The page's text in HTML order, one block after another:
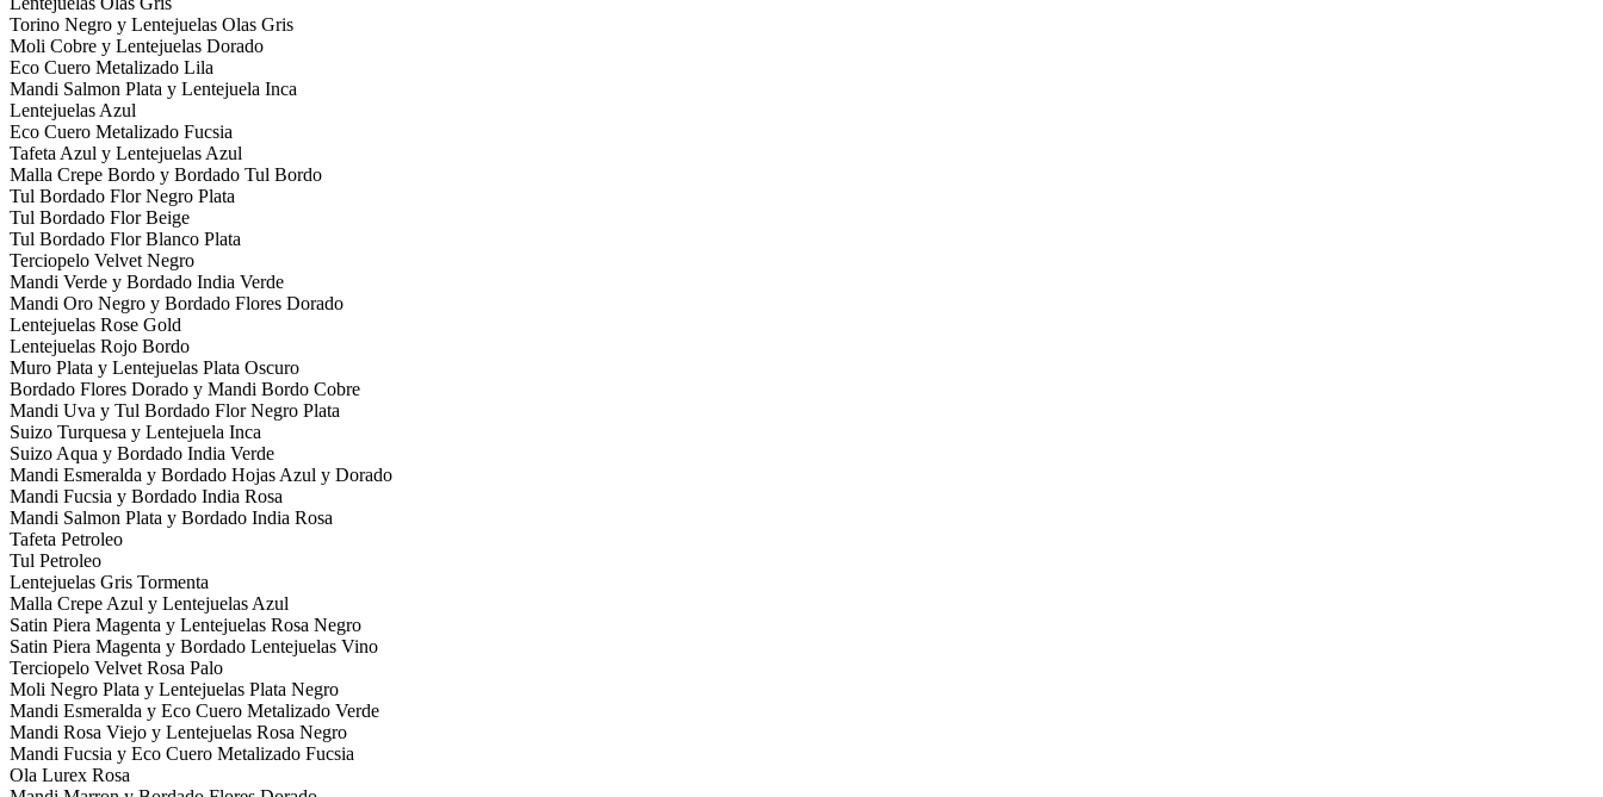
Torino Negro y Lentejuelas Olas Gris
Moli Cobre y Lentejuelas Dorado
Eco Cuero Metalizado Lila
Mandi Salmon Plata y Lentejuela Inca
Lentejuelas Azul
Eco Cuero Metalizado Fucsia
Tafeta Azul y Lentejuelas Azul
Malla Crepe Bordo y Bordado Tul Bordo
Tul Bordado Flor Negro Plata
Tul Bordado Flor Beige
Tul Bordado Flor Blanco Plata
Terciopelo Velvet Negro
Mandi Verde y Bordado India Verde
Mandi Oro Negro y Bordado Flores Dorado
Lentejuelas Rose Gold
Lentejuelas Rojo Bordo
Muro Plata y Lentejuelas Plata Oscuro
Bordado Flores Dorado y Mandi Bordo Cobre
Mandi Uva y Tul Bordado Flor Negro Plata
Suizo Turquesa y Lentejuela Inca
Suizo Aqua y Bordado India Verde
Mandi Esmeralda y Bordado Hojas Azul y Dorado
Mandi Fucsia y Bordado India Rosa
Mandi Salmon Plata y Bordado India Rosa
Tafeta Petroleo
Tul Petroleo
Lentejuelas Gris Tormenta
Malla Crepe Azul y Lentejuelas Azul
Satin Piera Magenta y Lentejuelas Rosa Negro
Satin Piera Magenta y Bordado Lentejuelas Vino
Terciopelo Velvet Rosa Palo
Moli Negro Plata y Lentejuelas Plata Negro
Mandi Esmeralda y Eco Cuero Metalizado Verde
Mandi Rosa Viejo y Lentejuelas Rosa Negro
Mandi Fucsia y Eco Cuero Metalizado Fucsia
Ola Lurex Rosa